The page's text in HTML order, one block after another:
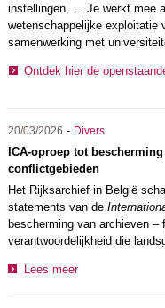
instellingen, ... Je werkt mee
wetenschappelijke exploitatie
samenwerking met
Ontdek hier de
20/03/2026 - Divers
ICA-oproep tot
conflictgebieden
Het Rijksarchief in België
statements van de
bescherming van archieven
verantwoordelijkheid die
Lees meer